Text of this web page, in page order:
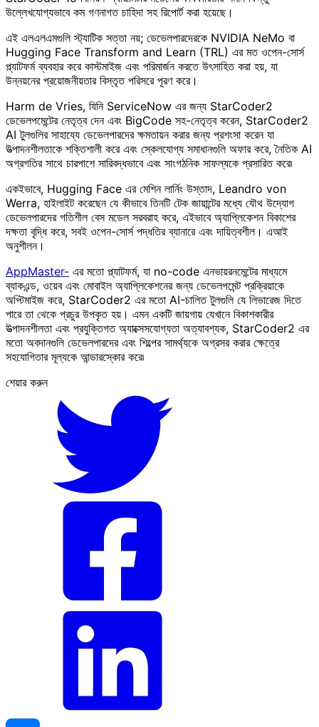
উল্লেখযোগ্যভাবে কম গণনাগত চাহিদা সহ রিপোর্ট করা হয়েছে।
এই এলএলএমগুলি স্ট্যাটিক সত্তা নয়; ডেভেলপারদেরকে NVIDIA NeMo বা
Hugging Face Transform and Learn (TRL) এর মত ওপেন-সোর্স
প্ল্যাটফর্ম ব্যবহার করে কাস্টমাইজ এবং পরিমার্জন করতে উৎসাহিত করা হয়, যা
উন্নয়নের প্রয়োজনীয়তার বিস্তৃত পরিসরে পূরণ করে।
Harm de Vries, যিনি ServiceNow এর জন্য StarCoder2
ডেভেলপমেন্টের নেতৃত্ব দেন এবং BigCode সহ-নেতৃত্ব করেন, StarCoder2
AI টুলগুলির সাহায্যে ডেভেলপারদের ক্ষমতায়ন করার জন্য প্রশংসা করেন যা
উত্পাদনশীলতাকে শক্তিশালী করে এবং স্কেলযোগ্য সমাধানগুলি অফার করে, নৈতিক AI
অগ্রগতির সাথে চারপাশে সারিবদ্ধভাবে এবং সাংগঠনিক সাফল্যকে প্রসারিত করে৷
একইভাবে, Hugging Face এর মেশিন লার্নিং উস্তাদ, Leandro von
Werra, হাইলাইট করেছেন যে কীভাবে তিনটি টেক জায়ান্টের মধ্যে যৌথ উদ্যোগ
ডেভেলপারদের গতিশীল বেস মডেল সরবরাহ করে, এইভাবে অ্যাপ্লিকেশন বিকাশের
দক্ষতা বৃদ্ধি করে, সবই ওপেন-সোর্স পদ্ধতির ব্যানারে এবং দায়িত্বশীল। এআই
অনুশীলন।
AppMaster- এর মতো প্ল্যাটফর্ম, যা no-code এনভায়রনমেন্টের মাধ্যমে
ব্যাকএন্ড, ওয়েব এবং মোবাইল অ্যাপ্লিকেশনের জন্য ডেভেলপমেন্ট প্রক্রিয়াকে
অপ্টিমাইজ করে, StarCoder2 এর মতো AI-চালিত টুলগুলি যে লিভারেজ দিতে
পারে তা থেকে প্রচুর উপকৃত হয়। এমন একটি জায়গায় যেখানে বিকাশকারীর
উত্পাদনশীলতা এবং প্রযুক্তিগত অ্যাক্সেসযোগ্যতা অত্যাবশ্যক, StarCoder2 এর
মতো অবদানগুলি ডেভেলপারদের এবং শিল্পের সামর্থ্যকে অগ্রসর করার ক্ষেত্রে
সহযোগিতার মূল্যকে আন্ডারস্কোর করে৷
শেয়ার করুন